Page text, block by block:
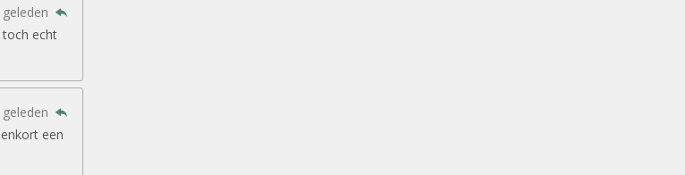
toch echt
een